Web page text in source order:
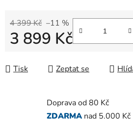
4 399 Kč –11 %
3 899 Kč
Tisk Zeptat se
Doprava od 80 Kč
ZDARMA nad 5.000 Kč